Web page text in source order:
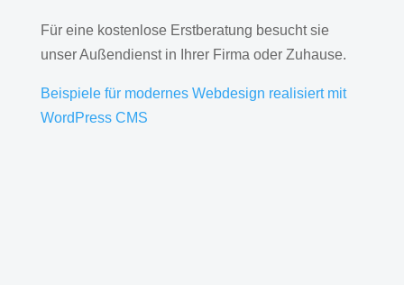
Für eine kostenlose Erstberatung besucht sie
unser Außendienst in Ihrer Firma oder Zuhause.
Beispiele für modernes Webdesign realisiert mit
WordPress CMS